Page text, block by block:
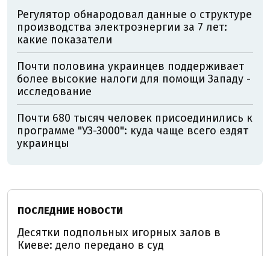
Регулятор обнародовал данные о структуре
производства электроэнергии за 7 лет:
какие показатели
Почти половина украинцев поддерживает
более высокие налоги для помощи Западу -
исследование
Почти 680 тысяч человек присоединились к
программе "УЗ-3000": куда чаще всего ездят
украинцы
ПОСЛЕДНИЕ НОВОСТИ
Десятки подпольных игорных залов в
Киеве: дело передано в суд